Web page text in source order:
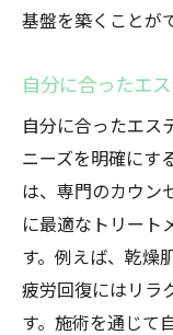
基盤を築くことが
自分に合ったエ
自分に合ったエス
ニーズを明確にす
は、専門のカウン
に最適なトリート
す。例えば、乾燥
疲労回復にはリラ
す。施術を通じて